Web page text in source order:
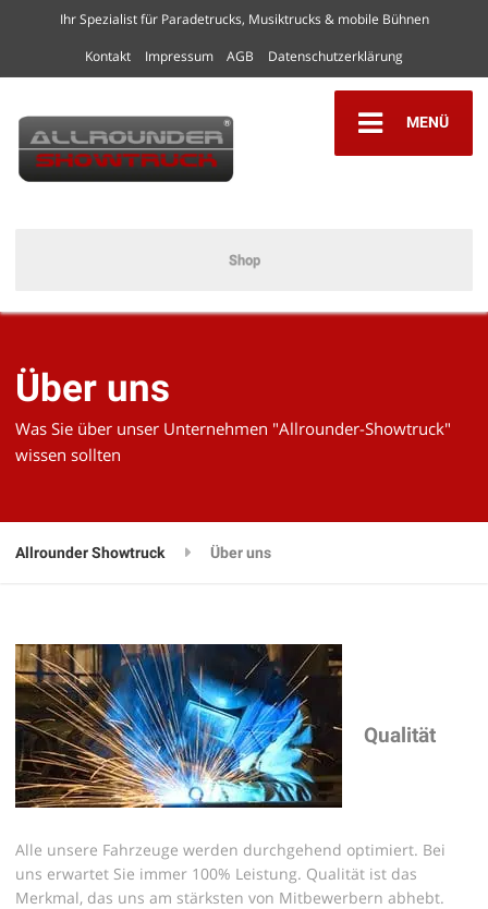
Ihr Spezialist für Paradetrucks, Musiktrucks & mobile Bühnen
Kontakt
Impressum AGB Datenschutzerklärung
MENÜ
Shop
Über uns
Was Sie über unser Unternehmen "Allrounder-Showtruck"
wissen sollten
Allrounder Showtruck Über uns
Qualität
Alle unsere Fahrzeuge werden durchgehend optimiert. Bei
uns erwartet Sie immer 100% Leistung. Qualität ist das
Merkmal, das uns am stärksten von Mitbewerbern abhebt.